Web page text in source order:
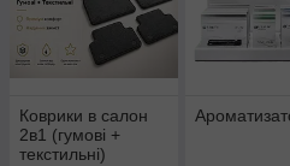
Коврики в салон
2в1 (гумові +
текстильні)